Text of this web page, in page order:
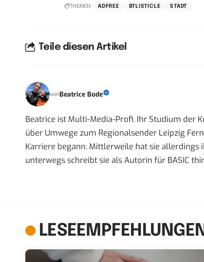
THEMEN: ADFREE BTLISTICLE STADT
Teile diesen Artikel
vonBeatrice Bode
Beatrice ist Multi-Media-Profi. Ihr Studium der
über Umwege zum Regionalsender Leipzig
Karriere begann. Mittlerweile hat sie allerdings
unterwegs schreibt sie als Autorin für BASIC
LESEEMPFEHLUNGEN